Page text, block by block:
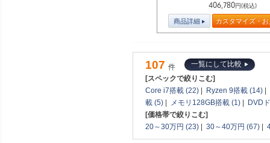
406,780円(税込)
商品詳細 カスタマイズ・
107 件
一覧にして比較
[スペックで絞りこむ]
Core i7搭載 (22)
Ryzen 9搭載 (14)
載 (5)
メモリ128GB搭載 (1)
DVD
[価格帯で絞りこむ]
20～30万円 (23)
30～40万円 (67)